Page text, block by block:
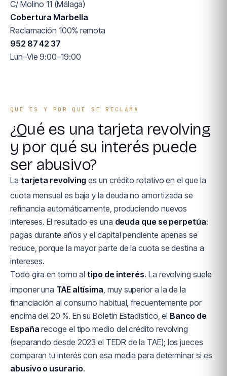
C/ Molino 11 (Málaga)
Cobertura Marbella
Reclamación 100% remota
952 87 42 37
Lun–Vie 9:00–19:00
QUÉ ES Y POR QUÉ SE RECLAMA
¿Qué es una tarjeta revolving
y por qué su interés puede
ser abusivo?
La tarjeta revolving es un crédito rotativo en el que la
cuota mensual es baja y la deuda no amortizada se
refinancia automáticamente, produciendo nuevos
intereses. El resultado es una deuda que se perpetúa:
pagas durante años y el capital pendiente apenas se
reduce, porque la mayor parte de la cuota se destina a
intereses.
Todo gira en torno altipo de interés. La revolving suele
imponer una TAE altísima, muy superior a la de la
financiación al consumo habitual, frecuentemente por
encima del 20 %. En su Boletín Estadístico, el Banco de
España recoge el tipo medio del crédito revolving
(separando desde 2023 el TEDR de la TAE); los jueces
comparan tu interés con esa media para determinar si es
abusivo o usurario.